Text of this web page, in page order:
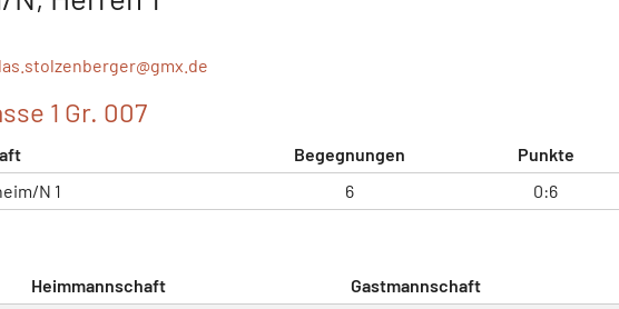
gmx.de
1 Gr. 007
Begegnungen Punkte
N 1 6 0:6
Heimmannschaft Gastmannschaft